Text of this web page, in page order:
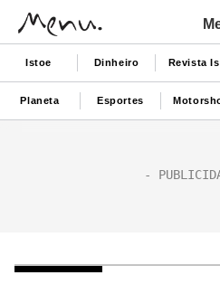
Istoe Dinheiro Revista
Planeta Esportes